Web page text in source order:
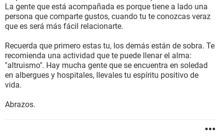
La gente que está acompañada es porque tiene a lado una
persona que comparte gustos, cuando tu te conozcas veraz
que es será más fácil relacionarte.
Recuerda que primero estas tu, los demás están de sobra. Te
recomienda una actividad que te puede llenar el alma:
"altruismo". Hay mucha gente que se encuentra en soledad
en albergues y hospitales, llevales tu espíritu positivo de
vida.
Abrazos.